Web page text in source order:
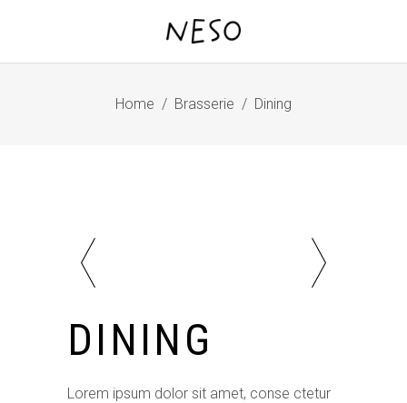
Home / Brasserie / Dining
DINING
Lorem ipsum dolor sit amet, conse ctetur